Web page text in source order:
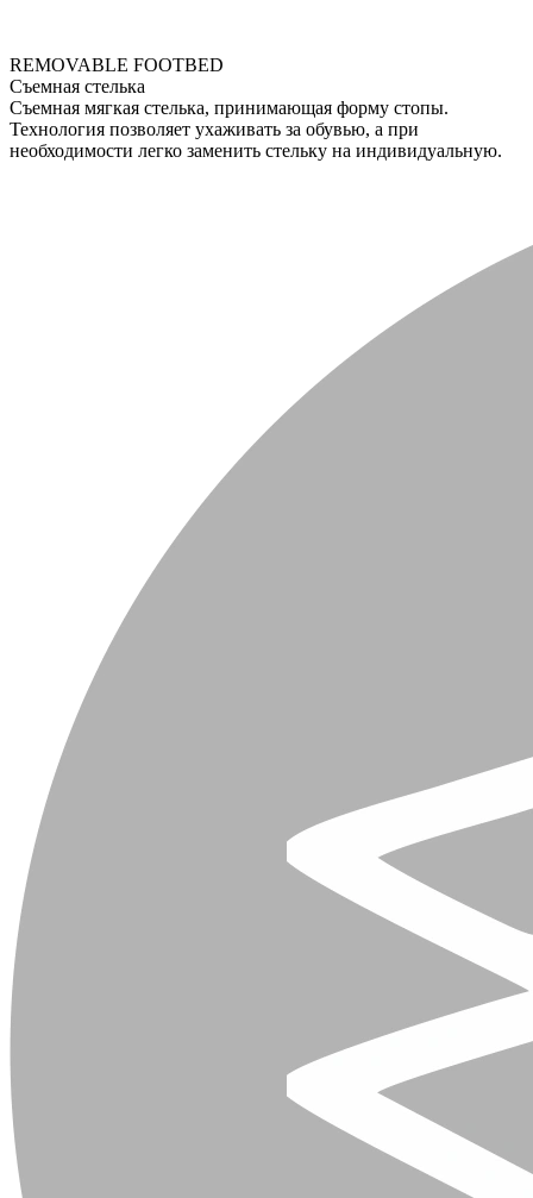
REMOVABLE FOOTBED
Съемная стелька
Съемная мягкая стелька, принимающая форму стопы.
Технология позволяет ухаживать за обувью, а при
необходимости легко заменить стельку на индивидуальную.